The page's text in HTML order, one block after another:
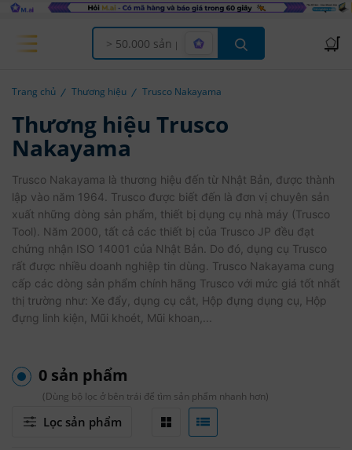
Offcanvas Menu Open
Trang chủ Thương hiệu Trusco Nakayama
Thương hiệu Trusco
Nakayama
Trusco Nakayama là thương hiệu đến từ Nhật Bản, được thành
lập vào năm 1964. Trusco được biết đến là đơn vị chuyên sản
xuất những dòng sản phẩm, thiết bị dụng cụ nhà máy (Trusco
Tool). Năm 2000, tất cả các thiết bị của Trusco JP đều đạt
chứng nhận ISO 14001 của Nhật Bản. Do đó, dụng cụ Trusco
rất được nhiều doanh nghiệp tin dùng. Trusco Nakayama cung
cấp các dòng sản phẩm chính hãng Trusco với mức giá tốt nhất
thị trường như: Xe đẩy, dụng cụ cắt, Hộp đựng dụng cụ, Hộp
đựng linh kiện, Mũi khoét, Mũi khoan,...
0 sản phẩm
(Dùng bộ lọc ở bên trái để tìm sản phẩm nhanh hơn)
Lọc sản phẩm